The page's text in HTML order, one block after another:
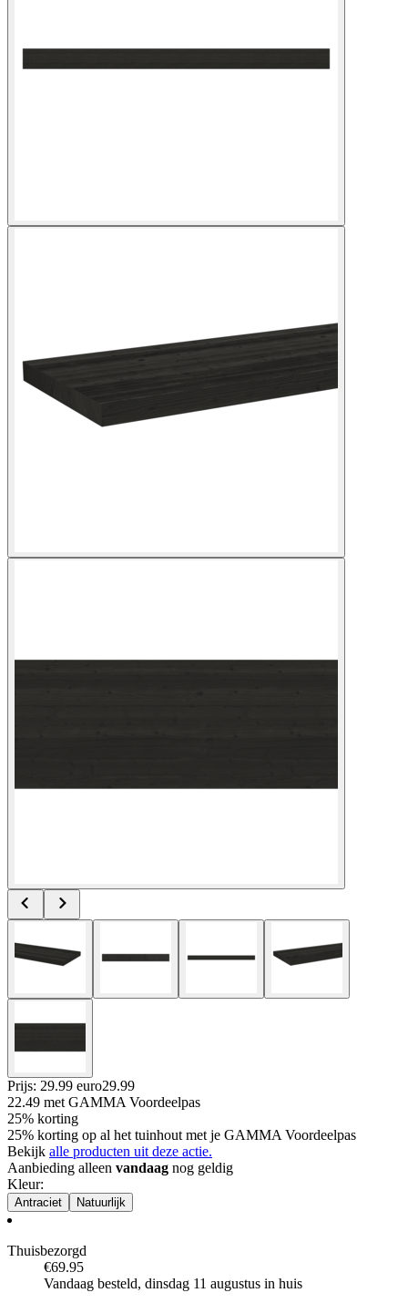
Prijs: 29.99 euro29.99
22.49 met GAMMA Voordeelpas
25% korting
25% korting op al het tuinhout met je GAMMA Voordeelpas
Bekijk alle producten uit deze actie.
Aanbieding alleen vandaag nog geldig
Kleur:
Antraciet Natuurlijk
Thuisbezorgd
€69.95
Vandaag besteld, dinsdag 11 augustus in huis